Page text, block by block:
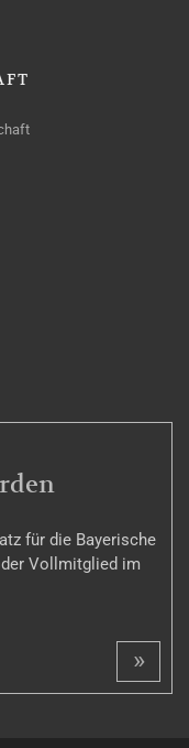
für die Bayerische
Vollmitglied im
»